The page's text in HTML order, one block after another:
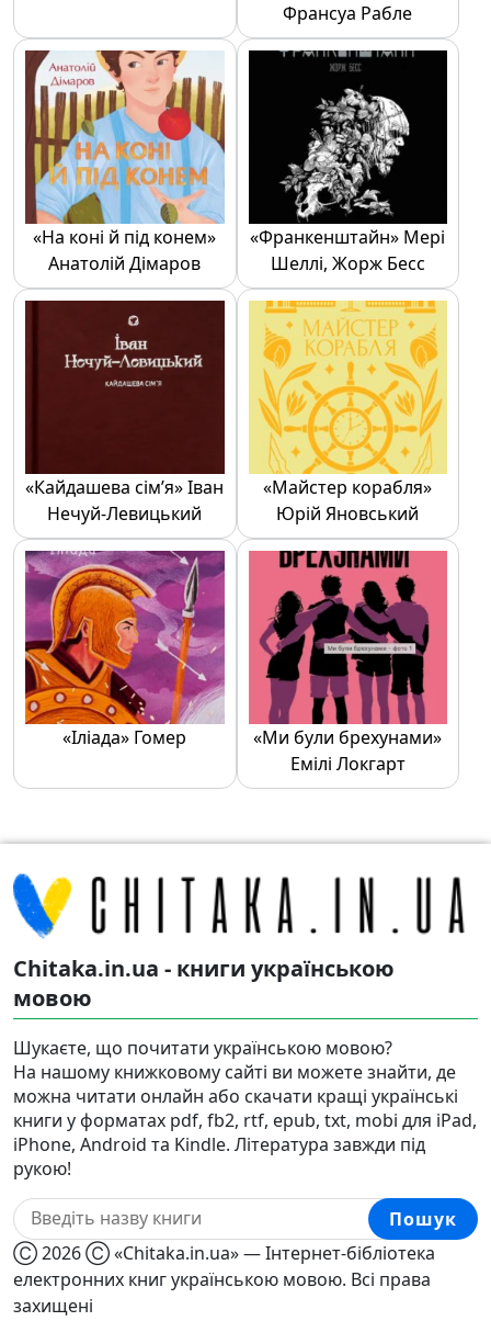
Франсуа Рабле
«На коні й під конем»
Анатолій Дімаров
«Франкенштайн» Мері
Шеллі, Жорж Бесс
«Кайдашева сім’я» Іван
Нечуй-Левицький
«Майстер корабля»
Юрій Яновський
«Іліада» Гомер
«Ми були брехунами»
Емілі Локгарт
Chitaka.in.ua - книги українською
мовою
Шукаєте, що почитати українською мовою?
На нашому книжковому сайті ви можете знайти, де
можна читати онлайн або скачати кращі українські
книги у форматах pdf, fb2, rtf, epub, txt, mobi для iPad,
iPhone, Android та Kindle. Література завжди під
рукою!
Пошук
Ⓒ 2026 Ⓒ «Chitaka.in.ua» — Інтернет-бібліотека
електронних книг українською мовою. Всі права
захищені